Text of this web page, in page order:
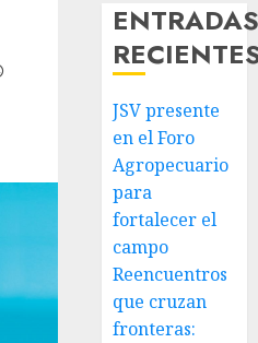
JSV presente
en el Foro
Agropecuario
para
fortalecer el
campo
Reencuentros
que cruzan
fronteras: